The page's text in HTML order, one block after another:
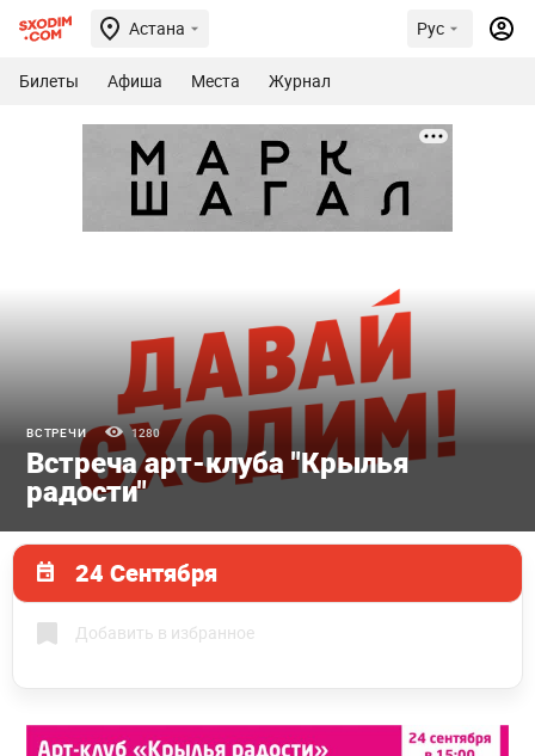
Астана Рус
Билеты Афиша Места Журнал
ВСТРЕЧИ 1280
Встреча арт-клуба "Крылья
радости"
24 Сентября
Добавить в избранное